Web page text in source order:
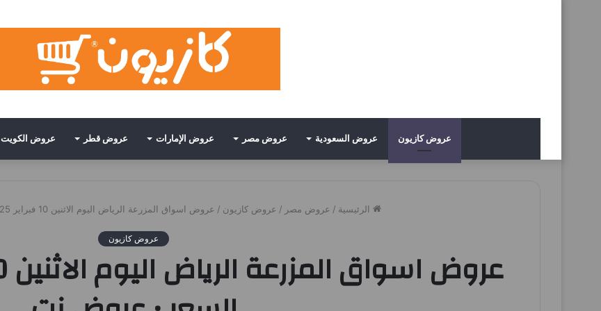
عروض كازيون عروض السعودية عروض مصر عروض الإمارات عروض قطر عروض الكويت
الرئيسية / عروض مصر / عروض كازيون / عروض اسواق المزرعة الرياض اليوم الاثنين 10 فبراير 2025 بنصف السعر • عروض نت
عروض كازيون